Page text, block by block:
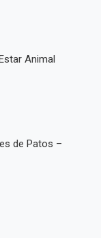
Animal
de Patos –